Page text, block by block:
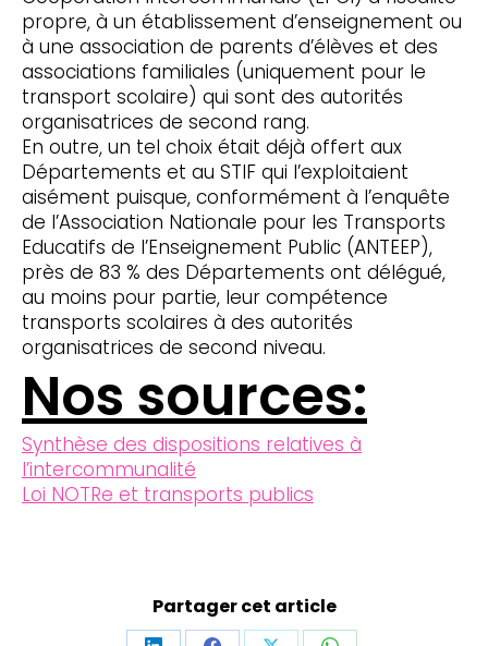
propre, à un établissement d’enseignement ou
à une association de parents d’élèves et des
associations familiales (uniquement pour le
transport scolaire) qui sont des autorités
organisatrices de second rang.
En outre, un tel choix était déjà offert aux
Départements et au STIF qui l’exploitaient
aisément puisque, conformément à l’enquête
de l’Association Nationale pour les Transports
Educatifs de l’Enseignement Public (ANTEEP),
près de 83 % des Départements ont délégué,
au moins pour partie, leur compétence
transports scolaires à des autorités
organisatrices de second niveau.
Nos sources:
Synthèse des dispositions relatives à
l’intercommunalité
Loi NOTRe et transports publics
Partager cet article